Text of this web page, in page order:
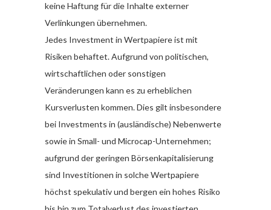
keine Haftung für die Inhalte externer
Verlinkungen übernehmen.
Jedes Investment in Wertpapiere ist mit
Risiken behaftet. Aufgrund von politischen,
wirtschaftlichen oder sonstigen
Veränderungen kann es zu erheblichen
Kursverlusten kommen. Dies gilt insbesondere
bei Investments in (ausländische) Nebenwerte
sowie in Small- und Microcap-Unternehmen;
aufgrund der geringen Börsenkapitalisierung
sind Investitionen in solche Wertpapiere
höchst spekulativ und bergen ein hohes Risiko